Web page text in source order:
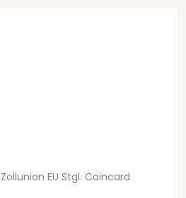
EU Stgl. Coincard